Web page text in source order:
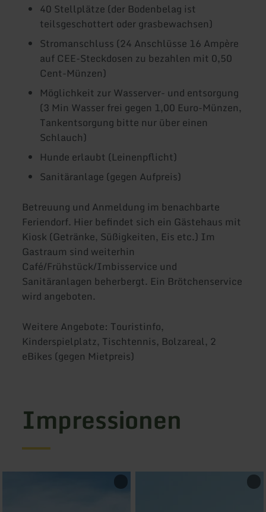
40 Stellplätze (der Bodenbelag ist
teilsgeschottert oder grasbewachsen)
Stromanschluss (24 Anschlüsse 16 Ampère
auf CEE-Steckdosen zu bezahlen mit 0,50
Cent-Münzen)
Möglichkeit zur Wasserver- und entsorgung
(3 Min Wasser frei gegen 1,00 Euro-Münzen,
Tankentsorgung bitte nur über einen
Schlauch)
Hunde erlaubt (Leinenpflicht)
Sanitäranlage (gegen Aufpreis)
Betreuung und Anmeldung im benachbarte
Feriendorf. Hier befindet sich ein Gästehaus mit
Kiosk (Getränke, Süßigkeiten, Eis etc.) Im
Gastraum sind weiterhin
Café/Frühstück/Imbisservice und
Sanitäranlagen beherbergt. Ein Brötchenservice
wird angeboten.
Weitere Angebote: Touristinfo,
Kinderspielplatz, Tischtennis, Bolzareal, 2
eBikes (gegen Mietpreis)
Impressionen